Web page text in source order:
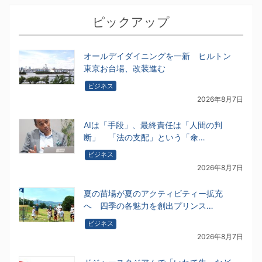
ピックアップ
オールデイダイニングを一新 ヒルトン
東京お台場、改装進む
ビジネス
2026年8月7日
AIは「手段」、最終責任は「人間の判
断」 「法の支配」という「傘…
ビジネス
2026年8月7日
夏の苗場が夏のアクティビティー拡充
へ 四季の各魅力を創出プリンス…
ビジネス
2026年8月7日